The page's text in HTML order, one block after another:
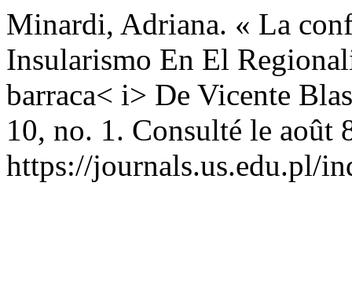
Minardi, Adriana. « La
Insularismo En El
barraca< i> De Vicente
10, no. 1. Consulté le août
https://journals.us.edu.pl/